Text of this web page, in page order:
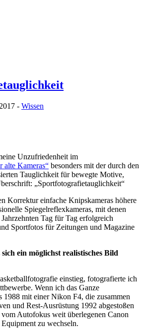
- Wissen
Unzufriedenheit im
alte Kameras“ besonders mit der durch den
Tauglichkeit für bewegte Motive,
„Sportfotografietauglichkeit“
Korrektur einfache Knipskameras höhere
Spiegelreflexkameras, mit denen
Tag für Tag erfolgreich
Sportfotos für Zeitungen und Magazine
ein möglichst realistisches Bild
einstieg, fotografierte ich
Wenn ich das Ganze
1988 mit einer Nikon F4, die zusammen
und Rest-Ausrüstung 1992 abgestoßen
Autofokus weit überlegenen Canon
zu wechseln.